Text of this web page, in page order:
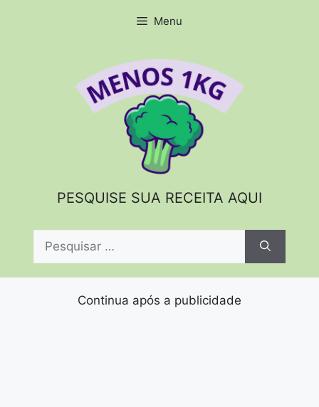
Menu
PESQUISE SUA RECEITA AQUI
Pesquisar
Continua após a publicidade